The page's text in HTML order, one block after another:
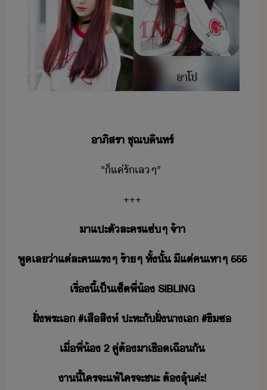
า​ภิส​รา​ ​ชุณ​ิทร์
"​็​แค่​รั​เล​ๆ​"​
+++
า​แปะ​ตัละคร​แซ่​ๆ​ ​จ้าา
พู​เล​่าแต่​ละ​ค​แร​ๆ​ ​ร้า​ๆ​ ​ทั้ั้​ ​ี​แต่​ค​เทา​ๆ​ ​555
เรื่​ี้​เป็​เซ็ต​พี่้​ ​SIBLING
ฝั่​พระเ​ ​#​เสื​สิห์​ ​ปะทะ​ั​ฝั่​าเ​ ​#​ขิ​ซ
เื่​พี่้​ ​2​ ​คู่​ต้​า​เชืเฉื​ั
า​ี้​ใคร​จะ​แพ้​ใคร​จะ​ชะ​ ​ต้​ลุ้​ค่ะ​!